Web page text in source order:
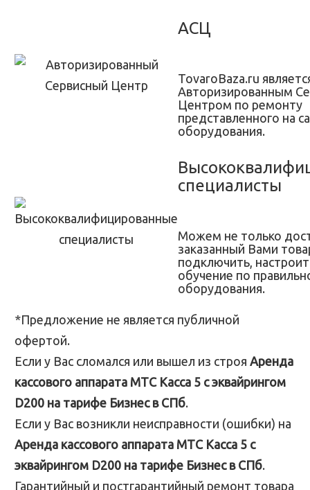
АСЦ
TovaroBaza.ru
Авторизированным
Центром по ремонту
представленного на
оборудования.
специалисты
Можем не только
заказанный Вами
подключить,
обучение по
оборудования.
*Предложение не является публичной
офертой.
Если у Вас сломался или вышел из строя Аренда
кассового аппарата МТС Касса 5 с эквайрингом
D200 на тарифе Бизнес в СПб.
Если у Вас возникли неисправности (ошибки) на
Аренда кассового аппарата МТС Касса 5 с
эквайрингом D200 на тарифе Бизнес в СПб.
Гарантийный и постгарантийный ремонт товара